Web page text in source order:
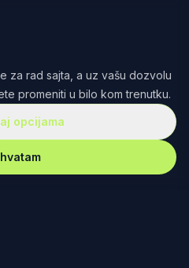
za rad sajta, a uz vašu dozvolu
promeniti u bilo kom trenutku.
opcijama